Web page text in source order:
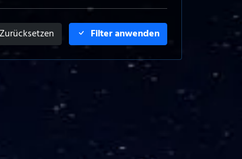
Zurücksetzen Filter anwenden